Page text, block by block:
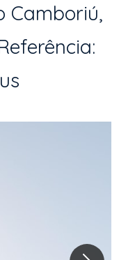
Camboriú,